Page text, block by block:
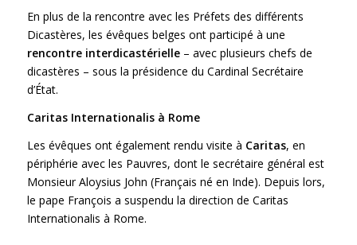
En plus de la rencontre avec les Préfets des différents
Dicastères, les évêques belges ont participé à une
rencontre interdicastérielle– avec plusieurs chefs de
dicastères – sous la présidence du Cardinal Secrétaire
d’État.
Caritas Internationalis à Rome
Les évêques ont également rendu visite à Caritas, en
périphérie avec les Pauvres, dont le secrétaire général est
Monsieur Aloysius John (Français né en Inde). Depuis lors,
le pape François a suspendu la direction de Caritas
Internationalis à Rome.